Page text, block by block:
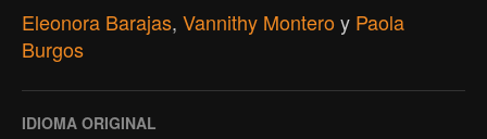
Eleonora Barajas, Vannithy Monteroy Paola
Burgos
IDIOMA ORIGINAL